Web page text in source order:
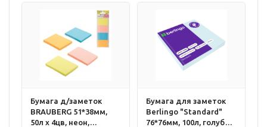
Бумага д/заметок
BRAUBERG 51*38мм,
50л х 4цв, неон,
Бумага для заметок
Berlingo "Standard"
76*76мм, 100л, голубой,